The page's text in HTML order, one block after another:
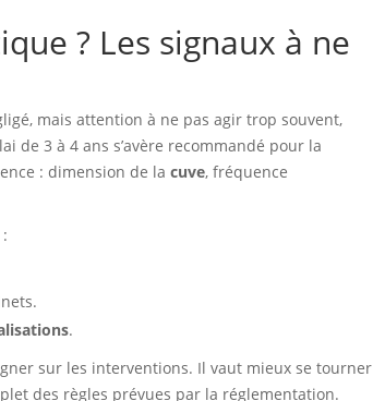
? Les signaux à ne
mais attention à ne pas agir trop souvent,
de 3 à 4 ans s’avère recommandé pour la
: dimension de la cuve, fréquence
.
sur les interventions. Il vaut mieux se tourner
des règles prévues par la réglementation.